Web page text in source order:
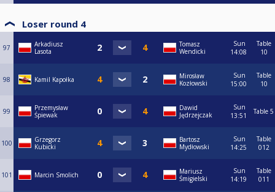
Loser round 4
97
Arkadiusz
Lasota
Tomasz
Wendicki
Sun
14:08
Table
10
98 Kamil Kapołka
Mirosław
Kozłowski
Sun
15:00
Table
10
99
Przemysław
Śpiewak
Dawid
Jędrzejczak
Sun
13:51
Table 5
100
Grzegorz
Kubicki
Bartosz
Mydłowski
Sun
14:25
Table
012
101 Marcin Smolich
Mariusz
Śmigielski
Sun
14:19
Table
011